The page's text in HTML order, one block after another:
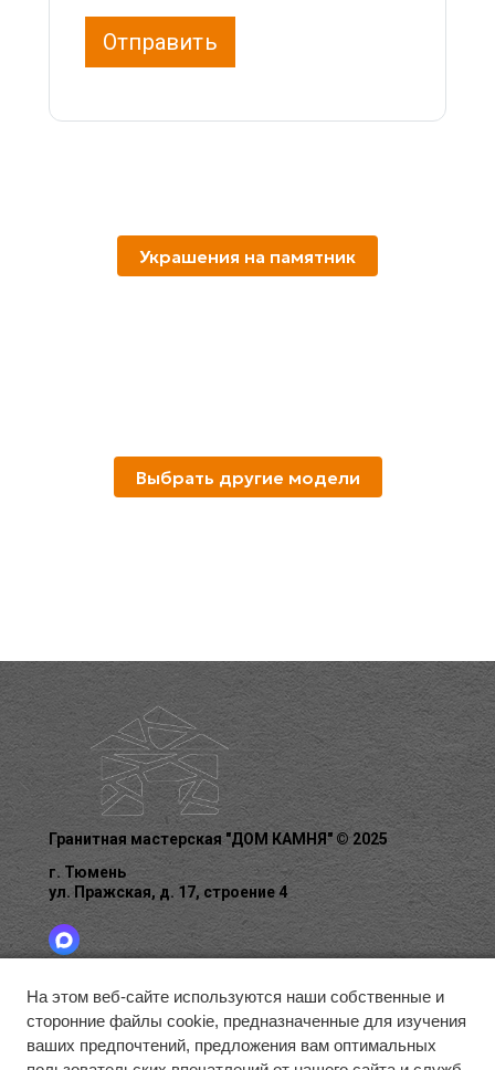
Отправить
Украшения на памятник
Выбрать другие модели
Гранитная мастерская "ДОМ КАМНЯ" © 2025
г. Тюмень
ул. Пражская, д. 17, строение 4
ГАЛЕРЕЯ
КОНТАКТЫ
БЛАГОУСТРОЙСТВО
КАК ЗАКАЗАТЬ
ГЛАВНАЯ
О КОМПАНИИ
На этом веб-сайте используются наши собственные и
сторонние файлы cookie, предназначенные для изучения
ваших предпочтений, предложения вам оптимальных